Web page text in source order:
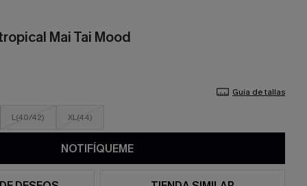
Mai Tai Mood
Guía de tallas
L(40/42) XL(44)
NOTIFÍQUEME